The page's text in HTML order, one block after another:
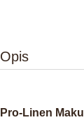
Opis
Pro-Linen